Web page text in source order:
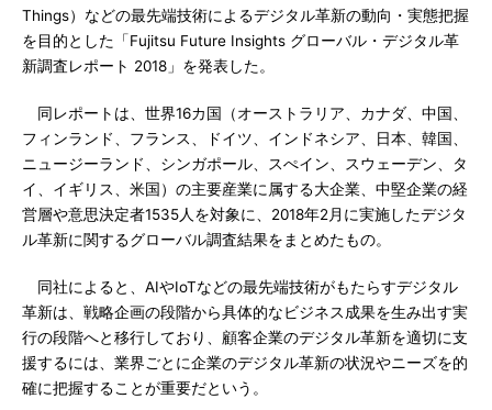
Things）などの最先端技術によるデジタル革新の動向・実態把握
を目的とした「Fujitsu Future Insights グローバル・デジタル革
新調査レポート 2018」を発表した。
同レポートは、世界16カ国（オーストラリア、カナダ、中国、
フィンランド、フランス、ドイツ、インドネシア、日本、韓国、
ニュージーランド、シンガポール、スぺイン、スウェーデン、タ
イ、イギリス、米国）の主要産業に属する大企業、中堅企業の経
営層や意思決定者1535人を対象に、2018年2月に実施したデジタ
ル革新に関するグローバル調査結果をまとめたもの。
同社によると、AIやIoTなどの最先端技術がもたらすデジタル
革新は、戦略企画の段階から具体的なビジネス成果を生み出す実
行の段階へと移行しており、顧客企業のデジタル革新を適切に支
援するには、業界ごとに企業のデジタル革新の状況やニーズを的
確に把握することが重要だという。